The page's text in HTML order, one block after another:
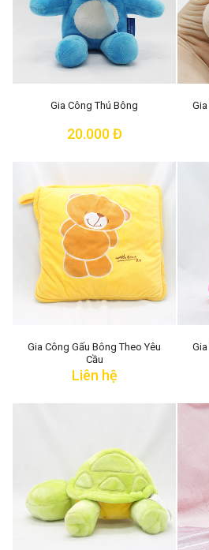
Gia Công Thú Bông
20.000 Đ
Gia Công Gấu Bông Theo Yêu
Cầu
Liên hệ